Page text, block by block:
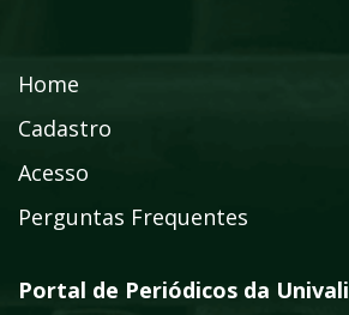
Home
Cadastro
Acesso
Perguntas Frequentes
Portal de Periódicos da Univali